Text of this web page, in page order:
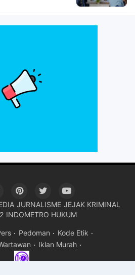
JURNALISME JEJAK KRIMINAL
INDOMETRO HUKUM
Pedoman
Kode Etik
Iklan Murah